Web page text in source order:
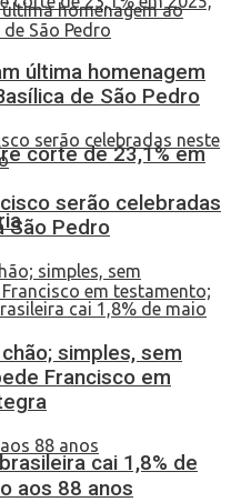
corte de 23,1% em
cai 1,8% de
última homenagem
de São Pedro
serão celebradas
São Pedro
simples, sem
Francisco em
aos 88 anos